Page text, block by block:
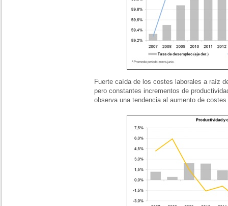
Fuerte caída de los costes laborales a raíz
pero constantes incrementos de
observa una tendencia al aumento de